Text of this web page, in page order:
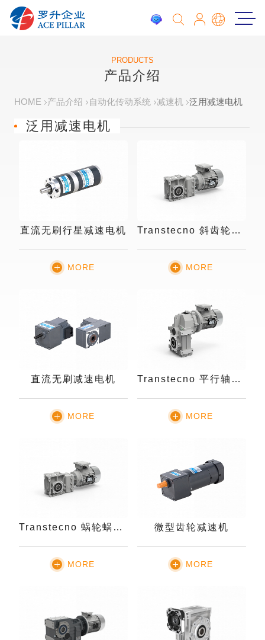
PRODUCTS
产品介绍
HOME 产品介绍 自动化传动系统 减速机 泛用减速电机
泛用减速电机
直流无刷行星减速电机
MORE
Transtecno 斜齿轮减速机
MORE
直流无刷减速电机
MORE
Transtecno 平行轴减速机
MORE
Transtecno 蜗轮蜗杆减速机
MORE
微型齿轮减速机
MORE